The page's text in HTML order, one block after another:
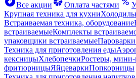
Все акции
Оплата частями
Крупная техника для кухни
Встраиваемая техника, оборудование
встраиваемыеКомплекты
упаковщики встраиваемые
Техника для приготовления еды
кексницыХлебопечкиРостеры, мини-
фритюрницыЯйцеваркиПопкорницы